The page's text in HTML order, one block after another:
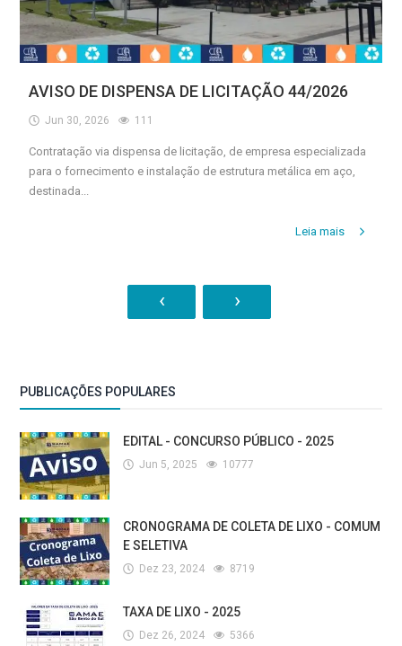
AVISO DE DISPENSA DE LICITAÇÃO 44/2026
Jun 30, 2026 111
Contratação via dispensa de licitação, de empresa especializada
para o fornecimento e instalação de estrutura metálica em aço,
destinada...
Leia mais
‹ ›
PUBLICAÇÕES POPULARES
EDITAL - CONCURSO PÚBLICO - 2025
Jun 5, 2025 10777
CRONOGRAMA DE COLETA DE LIXO - COMUM
E SELETIVA
Dez 23, 2024 8719
TAXA DE LIXO - 2025
Dez 26, 2024 5366